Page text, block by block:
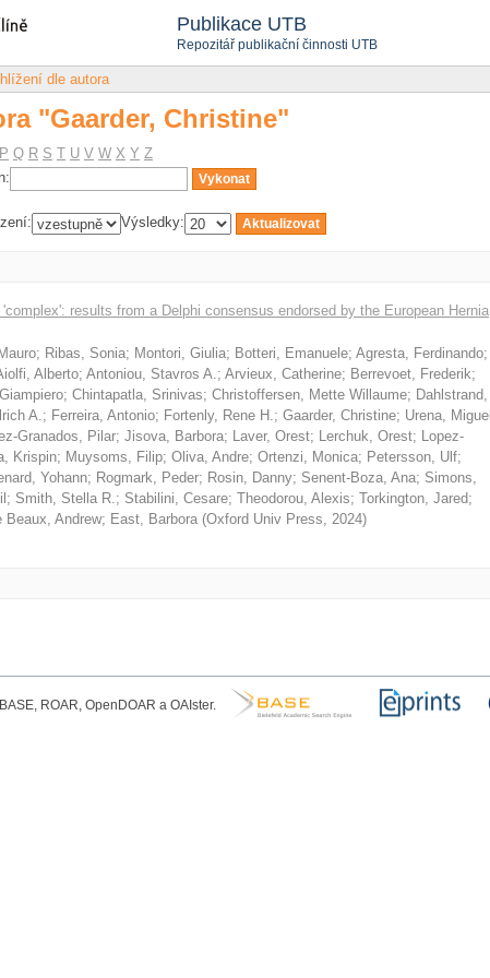
Publikace UTB
Repozitář publikační činnosti UTB
"Gaarder, Christine"
dle autora
"Gaarder, Christine"
P Q R S T U V W X Y Z
Výsledky:
results from a Delphi consensus endorsed by the European Hernia
; Ribas, Sonia; Montori, Giulia; Botteri, Emanuele; Agresta, Ferdinando;
Alberto; Antoniou, Stavros A.; Arvieux, Catherine; Berrevoet, Frederik;
; Chintapatla, Srinivas; Christoffersen, Mette Willaume; Dahlstrand,
A.; Ferreira, Antonio; Fortenly, Rene H.; Gaarder, Christine; Urena, Miguel
Granados, Pilar; Jisova, Barbora; Laver, Orest; Lerchuk, Orest; Lopez-
Krispin; Muysoms, Filip; Oliva, Andre; Ortenzi, Monica; Petersson, Ulf;
Yohann; Rogmark, Peder; Rosin, Danny; Senent-Boza, Ana; Simons,
; Smith, Stella R.; Stabilini, Cesare; Theodorou, Alexis; Torkington, Jared;
Beaux, Andrew; East, Barbora (Oxford Univ Press, 2024)
ROAR, OpenDOAR a OAIster.